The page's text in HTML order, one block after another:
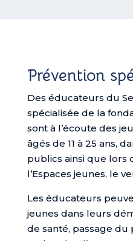
Prévention
Des éducateurs du
spécialisée de la
sont à l’écoute des
âgés de 11 à 25 ans,
publics ainsi que lors
l’Espaces jeunes, le
Les éducateurs
jeunes dans leurs
de santé, passage